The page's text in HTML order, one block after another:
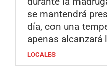
se mantendrá
día, con una
apenas alcanzará
LOCALES